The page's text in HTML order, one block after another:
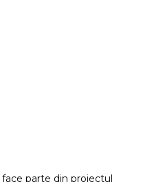
face parte din proiectul